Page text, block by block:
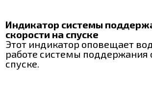
Индикатор системы
скорости на спуске
Этот индикатор оповещает
работе системы поддержания
спуске.